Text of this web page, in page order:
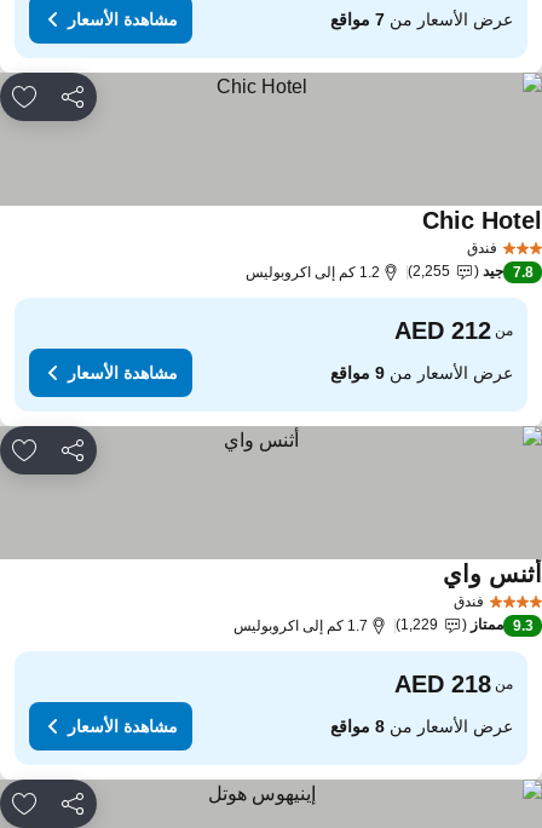
عرض الأسعار من7 مواقع مشاهدة الأسعار
مشاركة
فندق
Chicمشاهدة الأسعار
7.8 جيد 2,255 1.2 كم إلى اكروبوليس
من
عرض الأسعار من9 مواقع مشاهدة الأسعار
مشاركة
فندق
وايمشاهدة الأسعار
9.3 ممتاز 1,229 1.7 كم إلى اكروبوليس
من
عرض الأسعار من8 مواقع مشاهدة الأسعار
مشاركة